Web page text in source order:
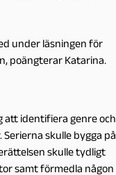
under läsningen för
poängterar Katarina.
att identifiera genre och
skulle bygga på
skulle tydligt
samt förmedla någon